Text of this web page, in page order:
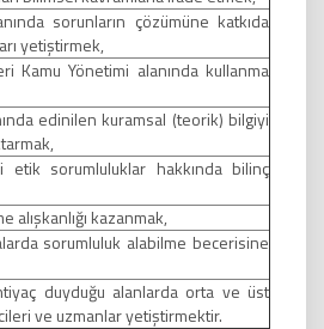
sorunların çözümüne katkıda
yetiştirmek,
Kamu Yönetimi alanında kullanma
edinilen kuramsal (teorik) bilgiyi
sorumluluklar hakkında bilinç
alışkanlığı kazanmak,
sorumluluk alabilme becerisine
duyduğu alanlarda orta ve üst
ve uzmanlar yetiştirmektir.